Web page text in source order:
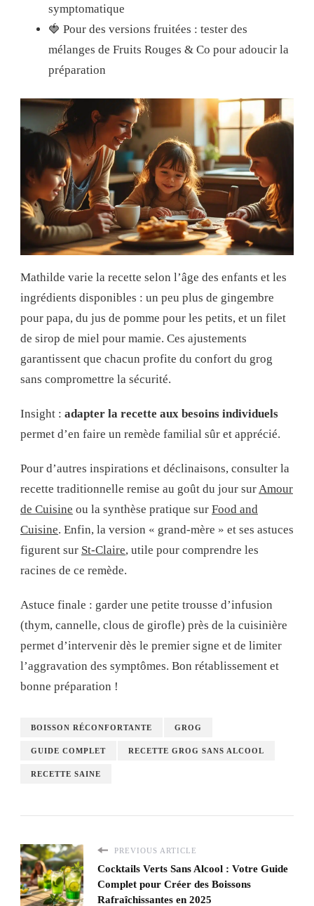
symptomatique
🍓 Pour des versions fruitées : tester des
mélanges de Fruits Rouges & Co pour adoucir la
préparation
Mathilde varie la recette selon l’âge des enfants et les
ingrédients disponibles : un peu plus de gingembre
pour papa, du jus de pomme pour les petits, et un filet
de sirop de miel pour mamie. Ces ajustements
garantissent que chacun profite du confort du grog
sans compromettre la sécurité.
Insight : adapter la recette aux besoins individuels
permet d’en faire un remède familial sûr et apprécié.
Pour d’autres inspirations et déclinaisons, consulter la
recette traditionnelle remise au goût du jour sur Amour
de Cuisine ou la synthèse pratique sur Food and
Cuisine. Enfin, la version « grand-mère » et ses astuces
figurent sur St-Claire, utile pour comprendre les
racines de ce remède.
Astuce finale : garder une petite trousse d’infusion
(thym, cannelle, clous de girofle) près de la cuisinière
permet d’intervenir dès le premier signe et de limiter
l’aggravation des symptômes. Bon rétablissement et
bonne préparation !
BOISSON RÉCONFORTANTE GROG
GUIDE COMPLET RECETTE GROG SANS ALCOOL
RECETTE SAINE
PREVIOUS ARTICLE
Cocktails Verts Sans Alcool : Votre Guide
Complet pour Créer des Boissons
Rafraîchissantes en 2025